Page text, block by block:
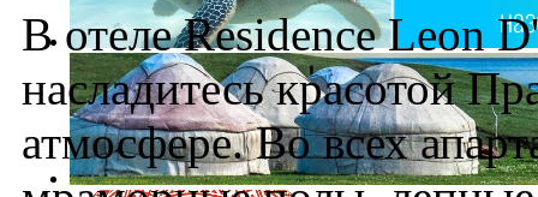
В отеле Residence Leon
насладитесь красотой
атмосфере. Во всех